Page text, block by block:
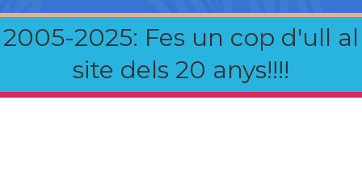
2005-2025: Fes un cop d'ull al
site dels 20 anys!!!!